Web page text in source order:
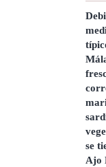
se
Ajo